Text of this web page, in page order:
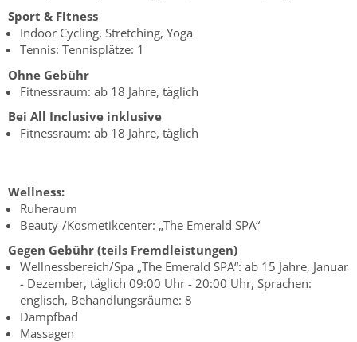
Sport & Fitness
Indoor Cycling, Stretching, Yoga
Tennis: Tennisplätze: 1
Ohne Gebühr
Fitnessraum: ab 18 Jahre, täglich
Bei All Inclusive inklusive
Fitnessraum: ab 18 Jahre, täglich
Wellness:
Ruheraum
Beauty-/Kosmetikcenter: „The Emerald SPA“
Gegen Gebühr (teils Fremdleistungen)
Wellnessbereich/Spa „The Emerald SPA“: ab 15 Jahre, Januar
- Dezember, täglich 09:00 Uhr - 20:00 Uhr, Sprachen:
englisch, Behandlungsräume: 8
Dampfbad
Massagen